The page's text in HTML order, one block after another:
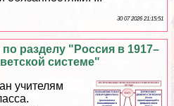
30 07 2026 21:15:51
разделу "Россия в 1917–
системе"
учителям